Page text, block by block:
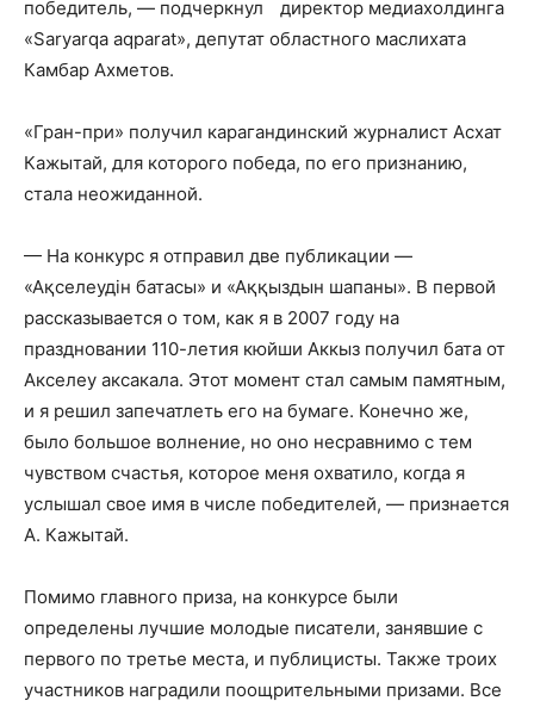
победитель, — подчеркнул директор медиахолдинга
«Saryarqa aqparat», депутат областного маслихата
Камбар Ахметов.
«Гран-при» получил карагандинский журналист Асхат
Кажытай, для которого победа, по его признанию,
стала неожиданной.
— На конкурс я отправил две публикации —
«Ақселеудін батасы» и «Аққыздын шапаны». В первой
рассказывается о том, как я в 2007 году на
праздновании 110-летия кюйши Аккыз получил бата от
Акселеу аксакала. Этот момент стал самым памятным,
и я решил запечатлеть его на бумаге. Конечно же,
было большое волнение, но оно несравнимо с тем
чувством счастья, которое меня охватило, когда я
услышал свое имя в числе победителей, — признается
А. Кажытай.
Помимо главного приза, на конкурсе были
определены лучшие молодые писатели, занявшие с
первого по третье места, и публицисты. Также троих
участников наградили поощрительными призами. Все